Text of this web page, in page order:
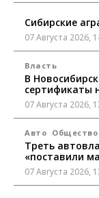
Сибирские
07 Августа 2026,
Власть
В
сертификаты
07 Августа 2026,
Авто Общество
Треть
«поставили
07 Августа 2026,